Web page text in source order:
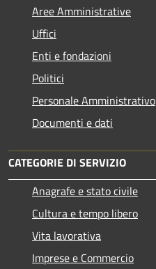
Aree Amministrative
Uffici
Enti e fondazioni
Politici
Personale Amministrativo
Documenti e dati
CATEGORIE DI SERVIZIO
Anagrafe e stato civile
Cultura e tempo libero
Vita lavorativa
Imprese e Commercio